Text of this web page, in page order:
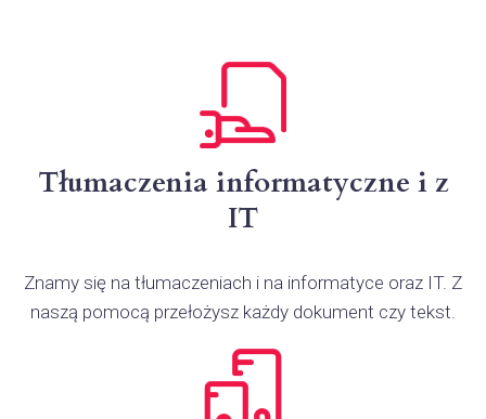
Tłumaczenia informatyczne i z
IT
Znamy się na tłumaczeniach i na informatyce oraz IT. Z
naszą pomocą przełożysz każdy dokument czy tekst.